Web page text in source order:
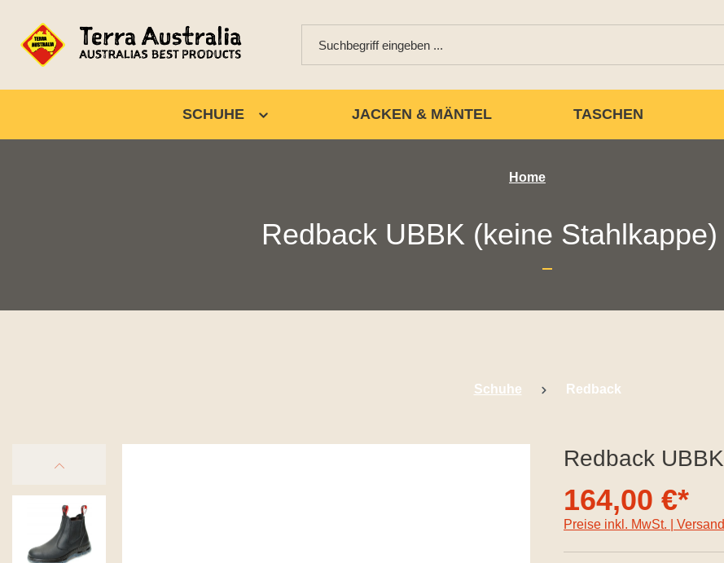
SCHUHE JACKEN & MÄNTEL TASCHEN
Home
Redback UBBK (keine
Schuhe Redback
Redback
164,00 €*
Preise inkl. MwSt. |